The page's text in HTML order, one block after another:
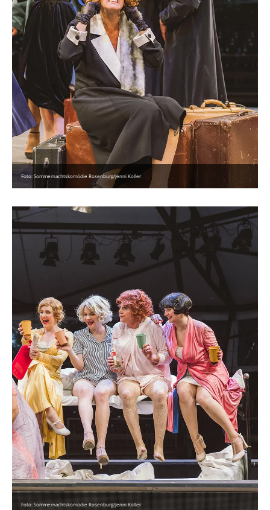
Foto: Sommernachtskomödie Rosenburg/Jenni Koller
Foto: Sommernachtskomödie Rosenburg/Jenni Koller